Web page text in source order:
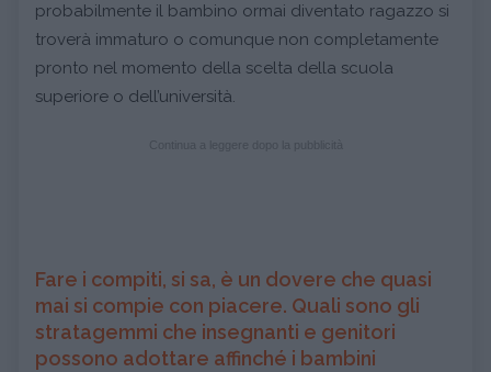
probabilmente il bambino ormai diventato ragazzo si
troverà immaturo o comunque non completamente
pronto nel momento della scelta della scuola
superiore o dell’università.
Fare i compiti, si sa, è un dovere che quasi
mai si compie con piacere. Quali sono gli
stratagemmi che insegnanti e genitori
possono adottare affinché i bambini